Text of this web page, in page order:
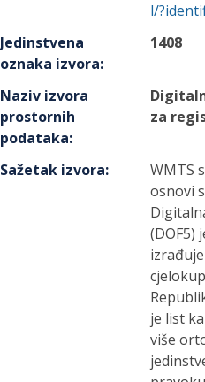
l/
Jedinstvena
oznaka izvora:
1408
Naziv izvora
prostornih
podataka:
za
Sažetak izvora:
WMTS
osnovi
(DOF5)
je list
više